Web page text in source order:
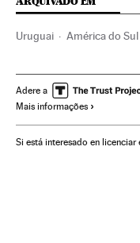
Uruguai América do Sul
Adere a
Mais informações
Si está interesado en